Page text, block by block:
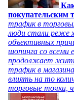
покупательским
трафик в
люди стали реже
объективных
шопинга со всеми
продолжает жить
трафик в
влиять на то
торговые точки,